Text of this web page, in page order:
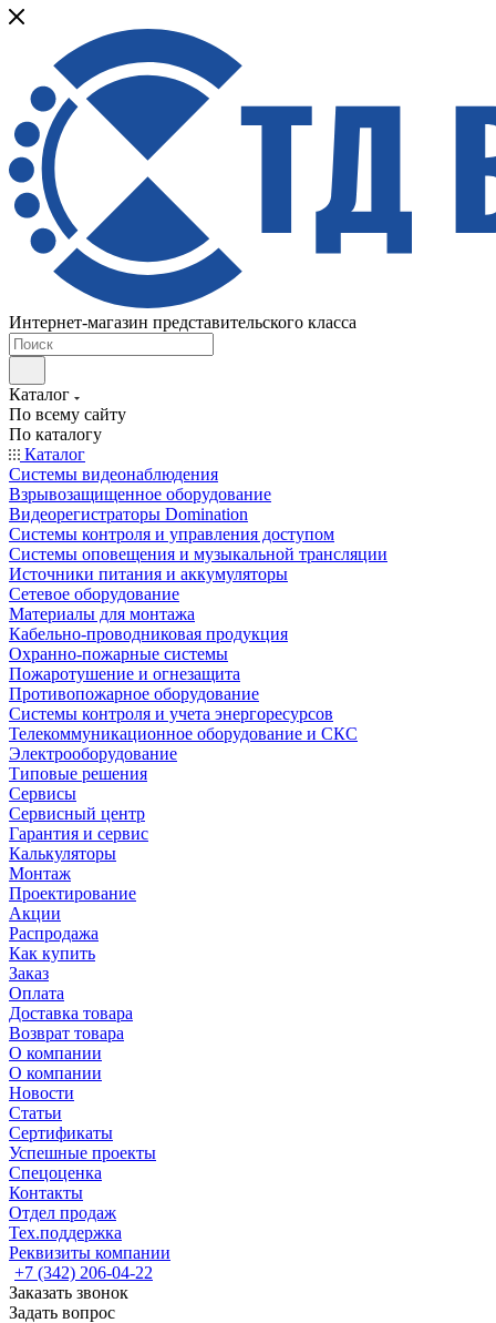
Интернет-магазин представительского класса
Каталог
По всему сайту
По каталогу
Каталог
Системы видеонаблюдения
Взрывозащищенное оборудование
Видеорегистраторы Domination
Системы контроля и управления доступом
Системы оповещения и музыкальной трансляции
Источники питания и аккумуляторы
Сетевое оборудование
Материалы для монтажа
Кабельно-проводниковая продукция
Охранно-пожарные системы
Пожаротушение и огнезащита
Противопожарное оборудование
Системы контроля и учета энергоресурсов
Телекоммуникационное оборудование и СКС
Электрооборудование
Типовые решения
Сервисы
Сервисный центр
Гарантия и сервис
Калькуляторы
Монтаж
Проектирование
Акции
Распродажа
Как купить
Заказ
Оплата
Доставка товара
Возврат товара
О компании
О компании
Новости
Статьи
Сертификаты
Успешные проекты
Спецоценка
Контакты
Отдел продаж
Тех.поддержка
Реквизиты компании
+7 (342) 206-04-22
Заказать звонок
Задать вопрос